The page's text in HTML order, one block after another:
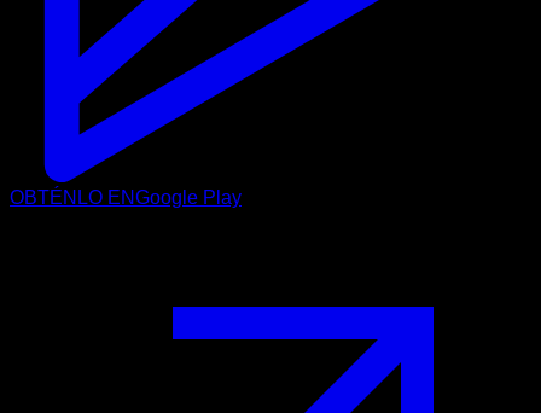
OBTÉNLO ENGoogle Play